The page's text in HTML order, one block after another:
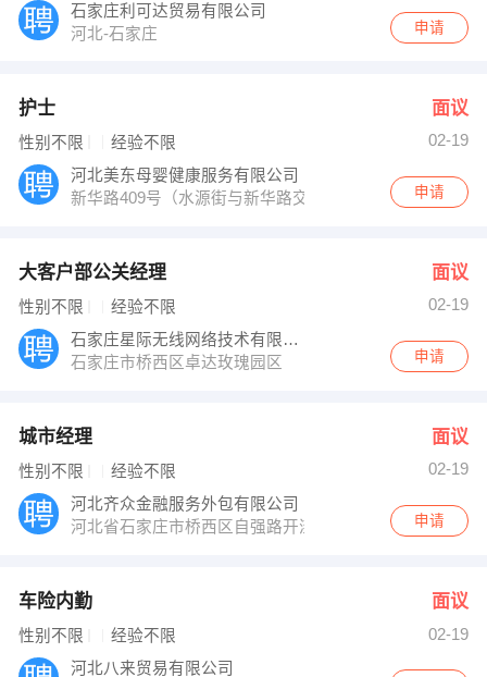
石家庄利可达贸易有限公司
河北-石家庄
申请
护士 面议
性别不限 经验不限
02-19
河北美东母婴健康服务有限公司
新华路409号（水源街与新华路交叉口东北角）
申请
大客户部公关经理 面议
性别不限 经验不限
02-19
石家庄星际无线网络技术有限责任公司
石家庄市桥西区卓达玫瑰园区
申请
城市经理 面议
性别不限 经验不限
02-19
河北齐众金融服务外包有限公司
河北省石家庄市桥西区自强路开滦大饭店E座6楼申请
车险内勤 面议
性别不限 经验不限
02-19
河北八来贸易有限公司